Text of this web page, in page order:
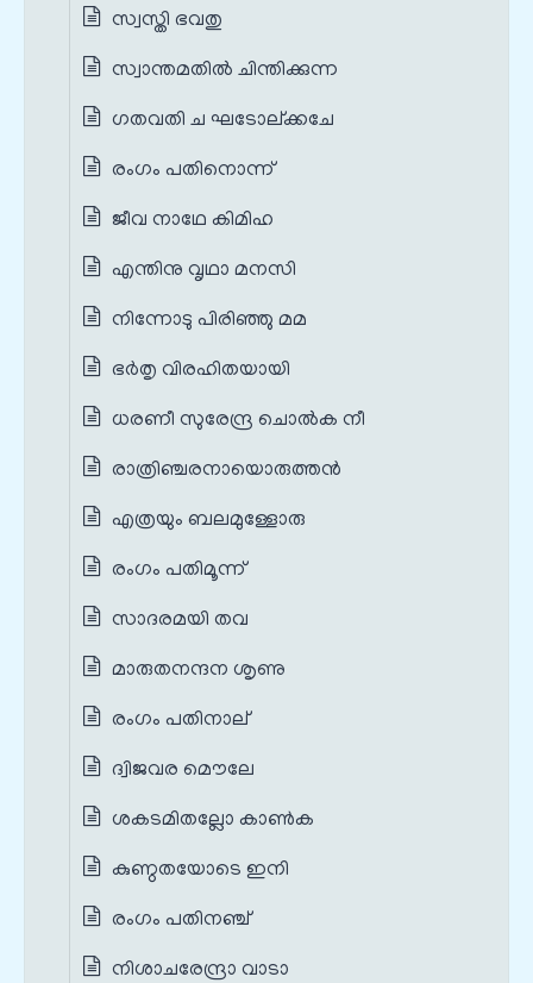
സ്വസ്തി ഭവതു
സ്വാന്തമതില്‍ ചിന്തിക്കുന്ന
ഗതവതി ച ഘടോല്ക്കചേ
രംഗം പതിനൊന്ന്
ജീവ നാഥേ കിമിഹ
എന്തിനു വൃഥാ മനസി
നിന്നോടു പിരിഞ്ഞു മമ
ഭര്‍തൃ വിരഹിതയായി
ധരണീ സുരേന്ദ്ര ചൊല്‍ക നീ
രാത്രിഞ്ചരനായൊരുത്തന്‍
എത്രയും ബലമുള്ളോരു
രംഗം പതിമൂന്ന്
സാദരമയി തവ
മാരുതനന്ദന ശൃണു
രംഗം പതിനാല്
ദ്വിജവര മൌലേ
ശകടമിതല്ലോ കാണ്‍ക
കുണ്ഠതയോടെ ഇനി
രംഗം പതിനഞ്ച്
നിശാചരേന്ദ്രാ വാടാ